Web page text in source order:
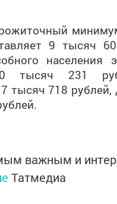
9 тысяч
населения
тысяч 231
тысяч 718 рублей,
Татмедиа